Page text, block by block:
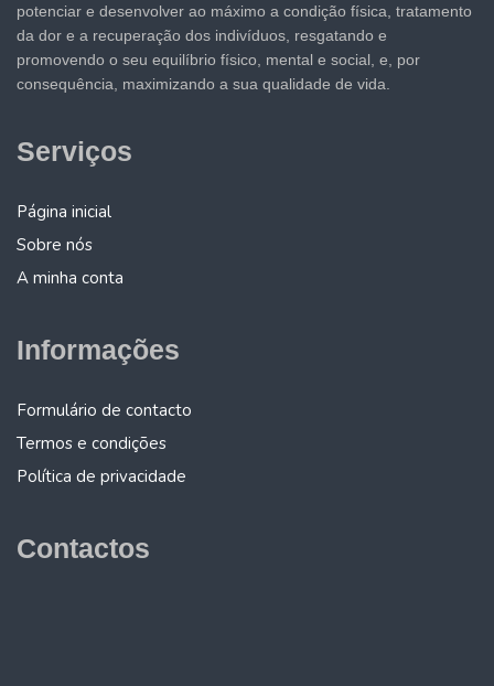
potenciar e desenvolver ao máximo a condição física, tratamento
da dor e a recuperação dos indivíduos, resgatando e
promovendo o seu equilíbrio físico, mental e social, e, por
consequência, maximizando a sua qualidade de vida.
Serviços
Página inicial
Sobre nós
A minha conta
Informações
Formulário de contacto
Termos e condições
Política de privacidade
Contactos